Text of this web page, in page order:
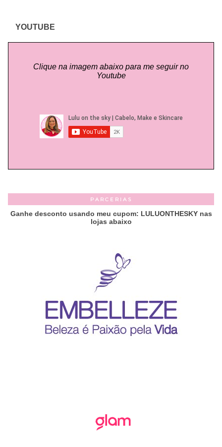
YOUTUBE
Clique na imagem abaixo para me seguir no
Youtube
PARCERIAS
Ganhe desconto usando meu cupom: LULUONTHESKY nas
lojas abaixo